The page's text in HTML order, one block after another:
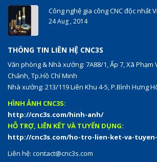
OG0-091 certification
,
MB2-704 pdf
,
350-080 pdf
70-488 test,
1Z0-804 dumps,
JN0-360 pdf,
JN0-360 certification,
2V0-620 certification
Công nghệ gia công CNC độc nhất
24 Aug , 2014
THÔNG TIN LIÊN HỆ CNC3S
Văn phòng & Nhà xưởng: 7A88/1, Ấp 7, Xã Phạm
Chánh, Tp.Hồ Chí Minh
Nhà xưởng: 213/119 Liên Khu 4-5, P.Bình Hưng
HÌNH ẢNH CNC3S:
http://cnc3s.com/hinh-anh/
HỖ TRỢ, LIÊN KẾT VÀ TUYỂN DỤNG:
http://cnc3s.com/ho-tro-lien-ket-va-
Liên hệ: contact@cnc3s.com